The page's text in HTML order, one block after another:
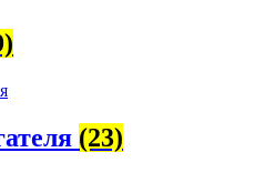
(23)